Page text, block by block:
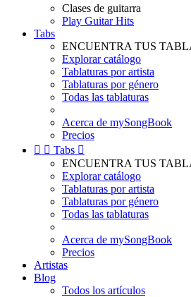
Clases de guitarra
Play Guitar Hits
Tabs
ENCUENTRA TUS
Explorar catálogo
Tablaturas por artista
Tablaturas por género
Todas las tablaturas
Acerca de mySongBook
Precios
  Tabs 
ENCUENTRA TUS
Explorar catálogo
Tablaturas por artista
Tablaturas por género
Todas las tablaturas
Acerca de mySongBook
Precios
Artistas
Blog
Todos los artículos